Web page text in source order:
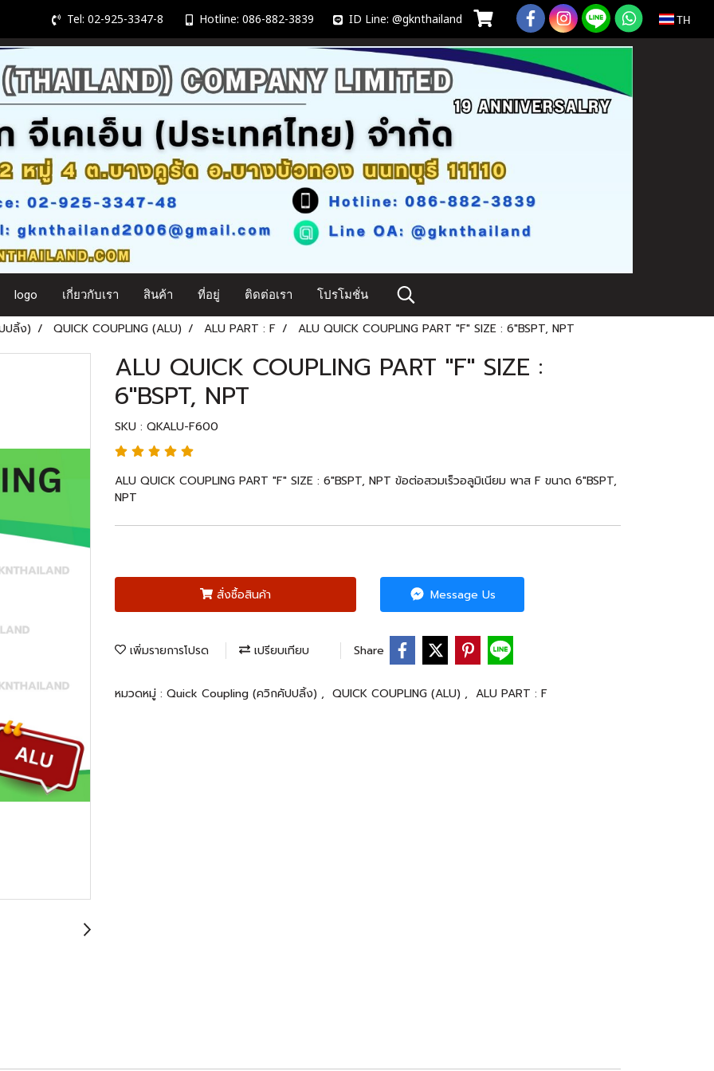
Tel: 02-925-3347-8 Hotline: 086-882-3839 ID Line: @gknthailand TH
logo เกี่ยวกับเรา สินค้า ที่อยู่ ติดต่อเรา โปรโมชั่น
ปลิ้ง) QUICK COUPLING (ALU) ALU PART : F ALU QUICK COUPLING PART "F" SIZE : 6"BSPT, NPT
ALU QUICK COUPLING PART "F" SIZE :
6"BSPT, NPT
SKU : QKALU-F600
ALU QUICK COUPLING PART "F" SIZE : 6"BSPT, NPT ข้อต่อสวมเร็วอลูมิเนียม พาส F ขนาด 6"BSPT,
NPT
สั่งซื้อสินค้า Message Us
เพิ่มรายการโปรด เปรียบเทียบ Share
หมวดหมู่ : Quick Coupling (ควิกคัปปลิ้ง) , QUICK COUPLING (ALU) , ALU PART : F